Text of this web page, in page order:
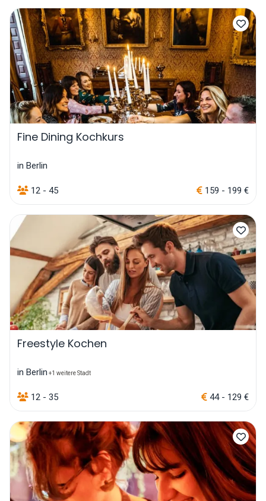
Fine Dining Kochkurs
in Berlin
12 - 45 159 - 199 €
Freestyle Kochen
in Berlin +1 weitere Stadt
12 - 35 44 - 129 €